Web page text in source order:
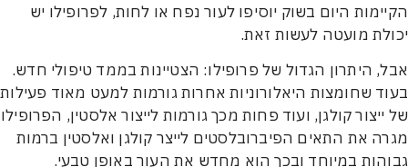
היום בשוק יוסיפו לעור נפח או לחות, לפרופילו יש
מועטה לעשות זאת.
היתרון הגדול של פרופילו: הצטיינות בממד טיפולי חדש.
שחומצות היאלורוניות אחרות גורמות למעט מאוד פעילות
קולגן, ועוד פחות מכך גורמות לייצור אלסטין, הפרופילו
את התאים הפיברובלסטים לייצר קולגן ואלסטין ברמות
במיוחד ובכך הוא מחדש את העור באופן טבעי.